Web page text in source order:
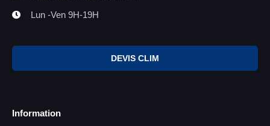
Lun -Ven 9H-19H
DEVIS CLIM
Information